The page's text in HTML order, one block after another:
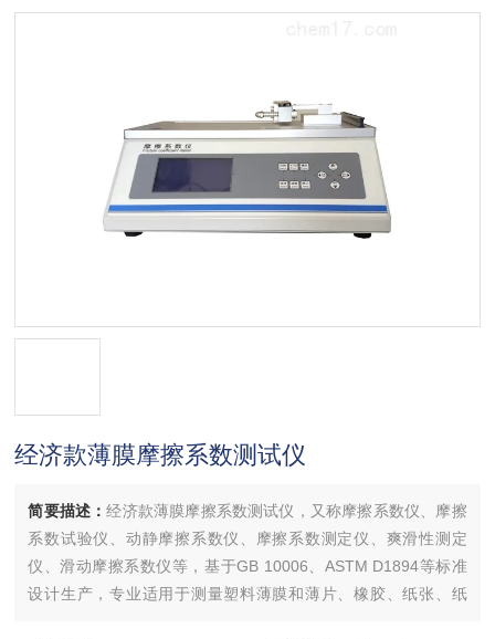
经济款薄膜摩擦系数测试仪
简要描述：经济款薄膜摩擦系数测试仪，又称摩擦系数仪、摩擦
系数试验仪、动静摩擦系数仪、摩擦系数测定仪、爽滑性测定
仪、滑动摩擦系数仪等，基于GB 10006、ASTM D1894等标准
设计生产，专业适用于测量塑料薄膜和薄片、橡胶、纸张、纸